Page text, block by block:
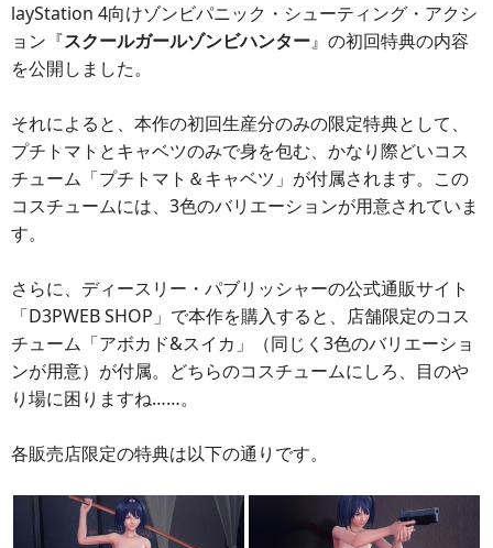
layStation 4向けゾンビパニック・シューティング・アクシ
ョン『スクールガールゾンビハンター』の初回特典の内容
を公開しました。
それによると、本作の初回生産分のみの限定特典として、
プチトマトとキャベツのみで身を包む、かなり際どいコス
チューム「プチトマト＆キャベツ」が付属されます。この
コスチュームには、3色のバリエーションが用意されていま
す。
さらに、ディースリー・パブリッシャーの公式通販サイト
「D3PWEB SHOP」で本作を購入すると、店舗限定のコス
チューム「アボカド&スイカ」（同じく3色のバリエーショ
ンが用意）が付属。どちらのコスチュームにしろ、目のや
り場に困りますね……。
各販売店限定の特典は以下の通りです。